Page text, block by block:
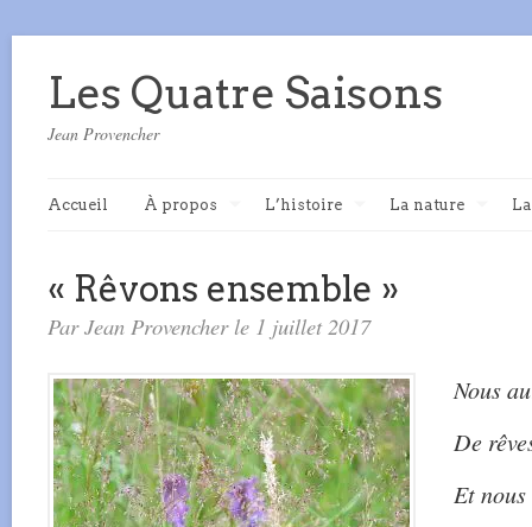
Les Quatre Saisons
Jean Provencher
Accueil À propos L’histoire La nature
« Rêvons ensemble »
Par Jean Provencher le 1 juillet 2017
Nous
De
Et